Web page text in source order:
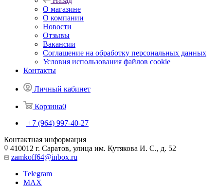
О магазине
О компании
Новости
Отзывы
Вакансии
Соглашение на обработку персональных данных
Условия использования файлов cookie
Контакты
Личный кабинет
Корзина0
+7 (964) 997-40-27
Контактная информация
410012 г. Саратов, улица им. Кутякова И. С., д. 52
zamkoff64@inbox.ru
Telegram
MAX